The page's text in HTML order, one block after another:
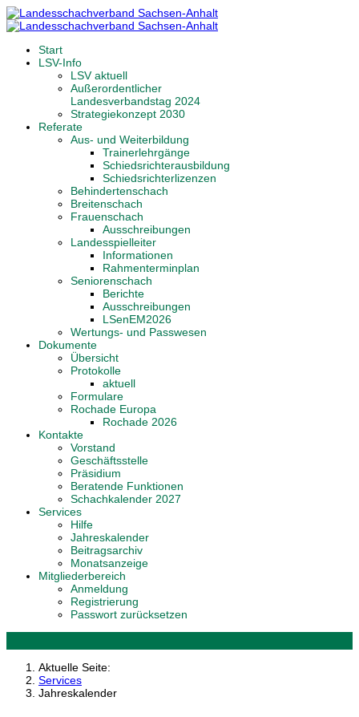
Start
LSV-Info
LSV aktuell
Außerordentlicher
Landesverbandstag 2024
Strategiekonzept 2030
Referate
Aus- und Weiterbildung
Trainerlehrgänge
Schiedsrichterausbildung
Schiedsrichterlizenzen
Behindertenschach
Breitenschach
Frauenschach
Ausschreibungen
Landesspielleiter
Informationen
Rahmenterminplan
Seniorenschach
Berichte
Ausschreibungen
LSenEM2026
Wertungs- und Passwesen
Dokumente
Übersicht
Protokolle
aktuell
Formulare
Rochade Europa
Rochade 2026
Kontakte
Vorstand
Geschäftsstelle
Präsidium
Beratende Funktionen
Schachkalender 2027
Services
Hilfe
Jahreskalender
Beitragsarchiv
Monatsanzeige
Mitgliederbereich
Anmeldung
Registrierung
Passwort zurücksetzen
Aktuelle Seite:
Services
Jahreskalender